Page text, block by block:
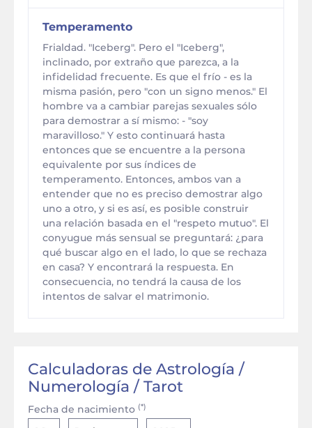
Temperamento
Frialdad. "Iceberg". Pero el "Iceberg",
inclinado, por extraño que parezca, a la
infidelidad frecuente. Es que el frío - es la
misma pasión, pero "con un signo menos." El
hombre va a cambiar parejas sexuales sólo
para demostrar a sí mismo: - "soy
maravilloso." Y esto continuará hasta
entonces que se encuentre a la persona
equivalente por sus índices de
temperamento. Entonces, ambos van a
entender que no es preciso demostrar algo
uno a otro, y si es así, es posible construir
una relación basada en el "respeto mutuo". El
conyugue más sensual se preguntará: ¿para
qué buscar algo en el lado, lo que se rechaza
en casa? Y encontrará la respuesta. En
consecuencia, no tendrá la causa de los
intentos de salvar el matrimonio.
Calculadoras de Astrología /
Numerología / Tarot
Fecha de nacimiento (*)